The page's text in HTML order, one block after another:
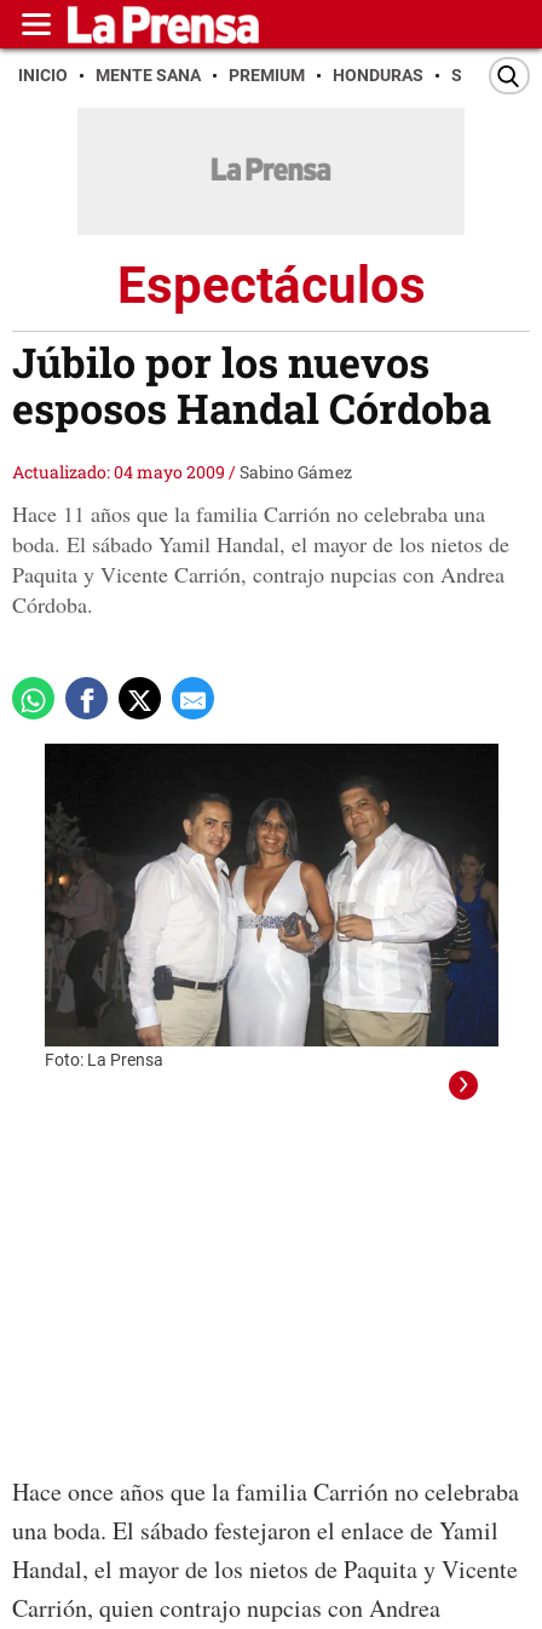
INICIO MENTE SANA PREMIUM HONDURAS SAN PEDRO
Espectáculos
Júbilo por los nuevos
esposos Handal Córdoba
Actualizado: 04 mayo 2009 /Sabino Gámez
Hace 11 años que la familia Carrión no celebraba una
boda. El sábado Yamil Handal, el mayor de los nietos de
Paquita y Vicente Carrión, contrajo nupcias con Andrea
Córdoba.
Foto: La Prensa
Hace once años que la familia Carrión no celebraba
una boda. El sábado festejaron el enlace de Yamil
Handal, el mayor de los nietos de Paquita y Vicente
Carrión, quien contrajo nupcias con Andrea